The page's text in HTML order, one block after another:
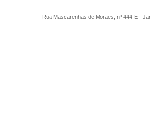
Rua Mascarenhas de Moraes, nº 444-E -